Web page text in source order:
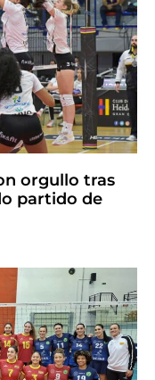
orgullo tras
partido de